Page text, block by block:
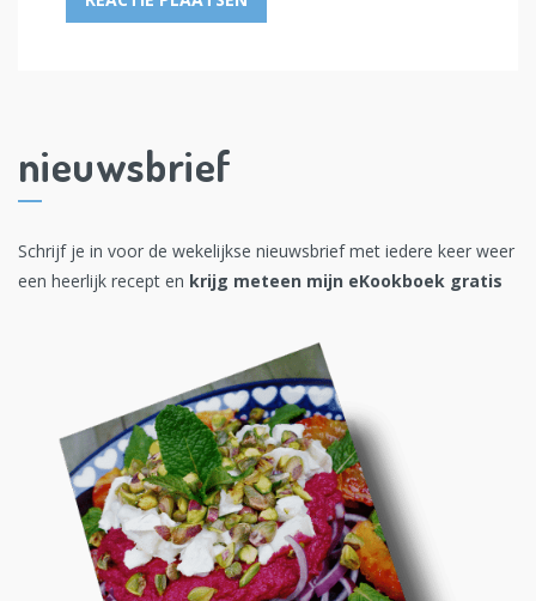
nieuwsbrief
Schrijf je in voor de wekelijkse nieuwsbrief met iedere keer weer
een heerlijk recept en krijg meteen mijn eKookboek gratis